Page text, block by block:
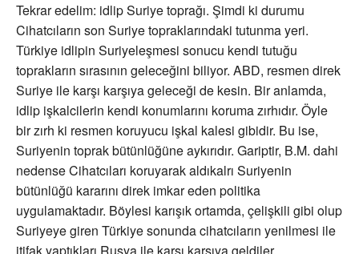
Tekrar edelim: idlip Suriye toprağı. Şimdi ki durumu
Cihatcıların son Suriye topraklarındaki tutunma yeri.
Türkiye idlipin Suriyeleşmesi sonucu kendi tutuğu
toprakların sırasının geleceğini biliyor. ABD, resmen direk
Suriye ile karşı karşıya geleceği de kesin. Bir anlamda,
idlip işkalcilerin kendi konumlarını koruma zırhıdır. Öyle
bir zırh ki resmen koruyucu işkal kalesi gibidir. Bu ise,
Suriyenin toprak bütünlüğüne aykırıdır. Gariptir, B.M. dahi
nedense Cihatcıları koruyarak aldıkalrı Suriyenin
bütünlüğü kararını direk imkar eden politika
uygulamaktadır. Böylesi karışık ortamda, çelişkili gibi olup
Suriyeye giren Türkiye sonunda cihatcıların yenilmesi ile